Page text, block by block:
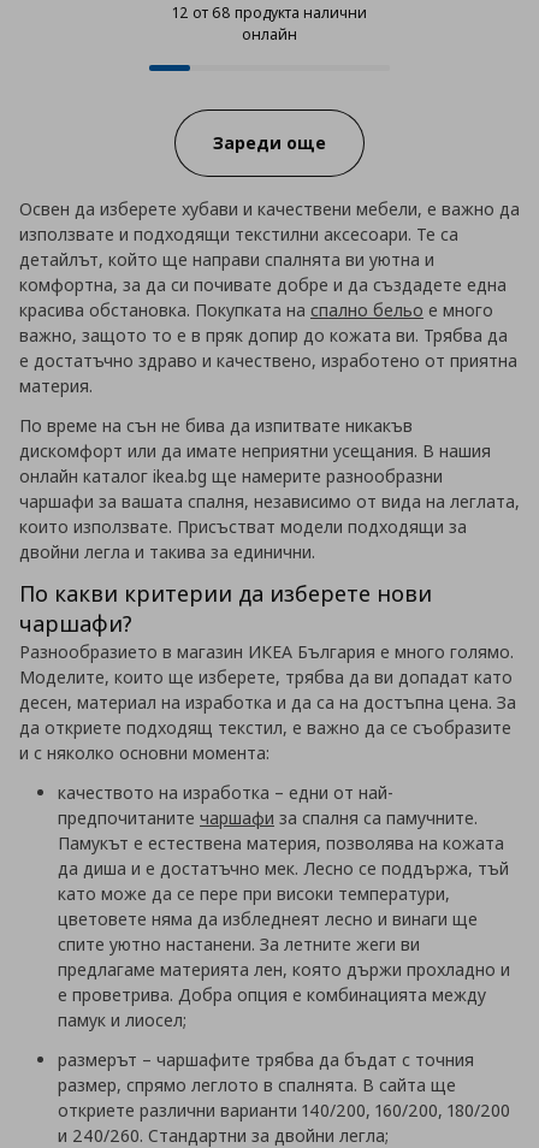
12 от 68 продукта налични
онлайн
12 от 68 продукта налични
Progress:
Зареди още
Освен да изберете хубави и качествени мебели, е важно да
използвате и подходящи текстилни аксесоари. Те са
детайлът, който ще направи спалнята ви уютна и
комфортна, за да си почивате добре и да създадете една
красива обстановка. Покупката на спално бельо е много
важно, защото то е в пряк допир до кожата ви. Трябва да
е достатъчно здраво и качествено, изработено от приятна
материя.
По време на сън не бива да изпитвате никакъв
дискомфорт или да имате неприятни усещания. В нашия
онлайн каталог ikea.bg ще намерите разнообразни
чаршафи за вашата спалня, независимо от вида на леглата,
които използвате. Присъстват модели подходящи за
двойни легла и такива за единични.
По какви критерии да изберете нови
чаршафи?
Разнообразието в магазин ИКЕА България е много голямо.
Моделите, които ще изберете, трябва да ви допадат като
десен, материал на изработка и да са на достъпна цена. За
да откриете подходящ текстил, е важно да се съобразите
и с няколко основни момента:
качеството на изработка – едни от най-
предпочитаните чаршафи за спалня са памучните.
Памукът е естествена материя, позволява на кожата
да диша и е достатъчно мек. Лесно се поддържа, тъй
като може да се пере при високи температури,
цветовете няма да избледнеят лесно и винаги ще
спите уютно настанени. За летните жеги ви
предлагаме материята лен, която държи прохладно и
е проветрива. Добра опция е комбинацията между
памук и лиосел;
размерът – чаршафите трябва да бъдат с точния
размер, спрямо леглото в спалнята. В сайта ще
откриете различни варианти 140/200, 160/200, 180/200
и 240/260. Стандартни за двойни легла;